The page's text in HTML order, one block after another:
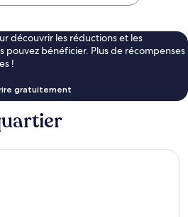
découvrir les réductions et les
pouvez bénéficier. Plus de récompenses
!
gratuitement